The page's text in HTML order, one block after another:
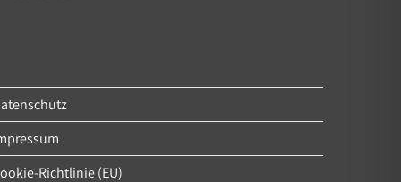
Richtlinie (EU)